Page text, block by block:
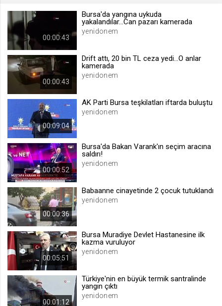
[hash]
Site içeriği önerme
voteLike*
.web.tv
.web.tv
İsimsiz ziyaretçi için site içeriği
00:00:43
Bursa'da yangına uykuda
yakalandılar...Can pazarı kamerada
yenidonem
00:00:43
Drift attı, 20 bin TL ceza yedi...O anlar
kamerada
yenidonem
00:09:04
AK Parti Bursa teşkilatları iftarda buluştu
yenidonem
00:00:52
Bursa'da Bakan Varank'ın seçim aracına
saldırı!
yenidonem
00:00:36
Babaanne cinayetinde 2 çocuk tutuklandı
yenidonem
00:05:51
Bursa Muradiye Devlet Hastanesine ilk
kazma vuruluyor
yenidonem
00:01:12
Türkiye'nin en büyük termik santralinde
yangın çıktı
yenidonem